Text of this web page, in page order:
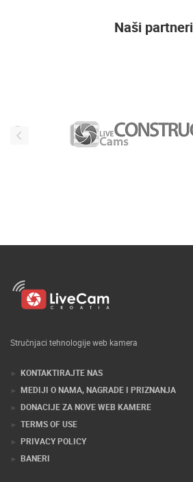
Naši partneri
Stručnjaci tehnologije web kamera
KONTAKTIRAJTE NAS
MEDIJI O NAMA, NAGRADE I PRIZNANJA
DONACIJE ZA NOVE WEB KAMERE
TERMS OF USE
PRIVACY POLICY
BANERI